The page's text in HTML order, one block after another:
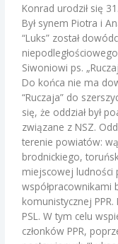
Konrad urodził się
Był synem Piotra i
“Luks” został
Siwoniowi ps.
Do końca nie ma
“Ruczaja” do
się, że oddział był
związane z NSZ.
terenie powiatów:
brodnickiego,
miejscowej ludności
współpracownikami
komunistycznej
PSL. W tym celu
członków PPR,